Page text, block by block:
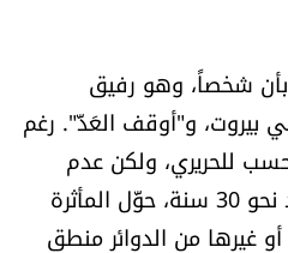
شخصاً، وهو رفيق
بيروت، و"أوقف العَدَّ". رغم
للحريري، ولكن عدم
تقدم الأمور والنفوس بعد نحو 30 سنة، حوَّل المأثرة
غيرها من الدوائر منطق